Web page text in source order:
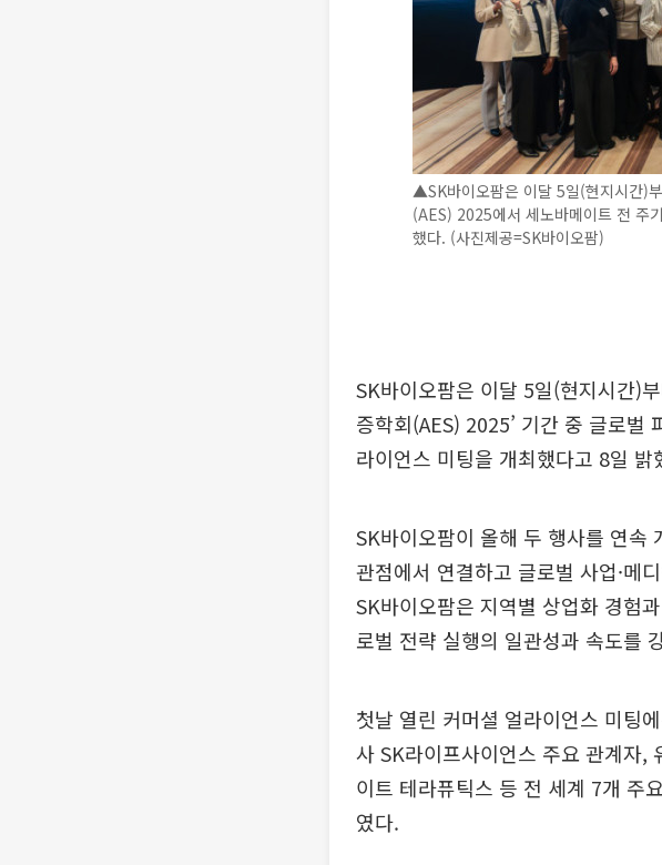
▲SK바이오팜은 이달 5일(현지시간)
(AES) 2025에서 세노바메이트 전 주
했다. (사진제공=SK바이오팜)
SK바이오팜은 이달 5일(현지시간)
증학회(AES) 2025’ 기간 중 글로벌
라이언스 미팅을 개최했다고 8일 밝
SK바이오팜이 올해 두 행사를 연속
관점에서 연결하고 글로벌 사업·메
SK바이오팜은 지역별 상업화 경험
로벌 전략 실행의 일관성과 속도를
첫날 열린 커머셜 얼라이언스 미팅
사 SK라이프사이언스 주요 관계자,
이트 테라퓨틱스 등 전 세계 7개 주
였다.